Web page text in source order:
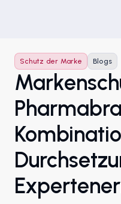
Schutz der Marke Blogs